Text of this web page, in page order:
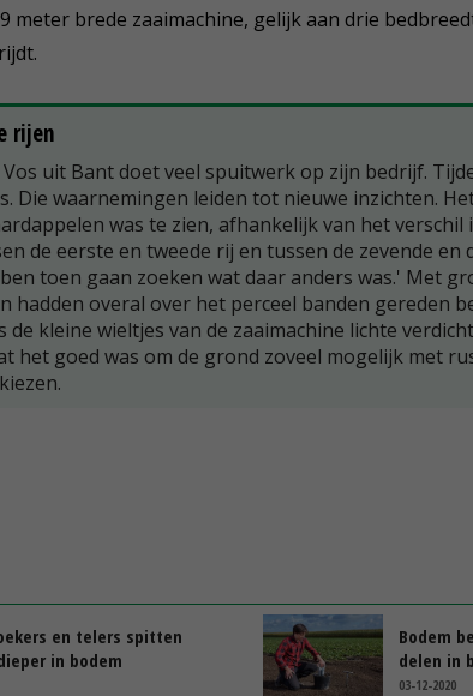
meter brede zaaimachine, gelijk aan drie
rijen
uit Bant doet veel spuitwerk op zijn bedrijf.
Die waarnemingen leiden tot nieuwe inzichten.
was te zien, afhankelijk van het
de eerste en tweede rij en tussen de zevende
toen gaan zoeken wat daar anders was.' Met
hadden overal over het perceel banden gereden
de kleine wieltjes van de zaaimachine lichte
het goed was om de grond zoveel mogelijk met
en telers spitten
in bodem
Bodem
delen in
03-12-2020